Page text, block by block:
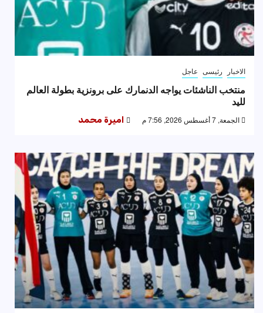
الاخبار رئيسى عاجل
منتخب الناشئات يواجه الدنمارك على برونزية بطولة العالم
لليد
الجمعة, 7 أغسطس 2026, 7:56 م اميرة محمد